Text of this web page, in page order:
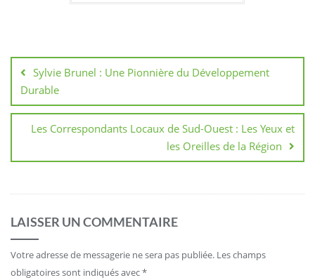
de
l’article
Sylvie Brunel : Une Pionnière du Développement
Durable
Les Correspondants Locaux de Sud-Ouest : Les Yeux et
les Oreilles de la Région
LAISSER UN COMMENTAIRE
Votre adresse de messagerie ne sera pas publiée. Les champs
obligatoires sont indiqués avec*